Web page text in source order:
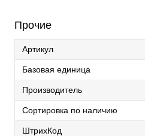
Прочие
Артикул
Базовая единица
Производитель
Сортировка по наличию
ШтрихКод